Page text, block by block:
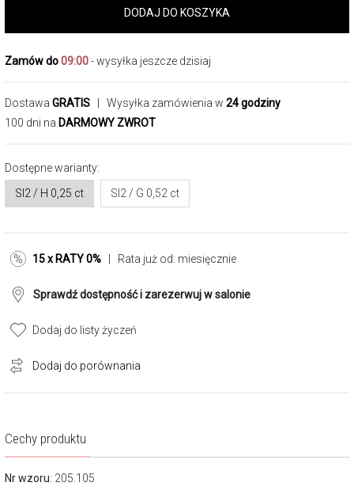
DODAJ DO KOSZYKA
Zamów do09:00- wysyłka jeszcze dzisiaj
Dostawa GRATIS | Wysyłka zamówienia w 24 godziny
100 dni na DARMOWY ZWROT
Dostępne warianty:
SI2 / H 0,25 ct
SI2 / G 0,52 ct
15 x RATY 0% | Rata już od: miesięcznie
Sprawdź dostępność i zarezerwuj w salonie
Dodaj do listy życzeń
Dodaj do porównania
Cechy produktu
Nr wzoru: 205.105